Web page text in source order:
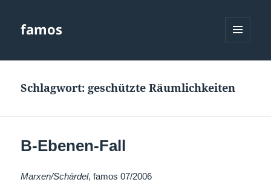
famos
Schlagwort: geschützte Räumlichkeiten
B-Ebenen-Fall
Marxen/Schärdel, famos 07/2006